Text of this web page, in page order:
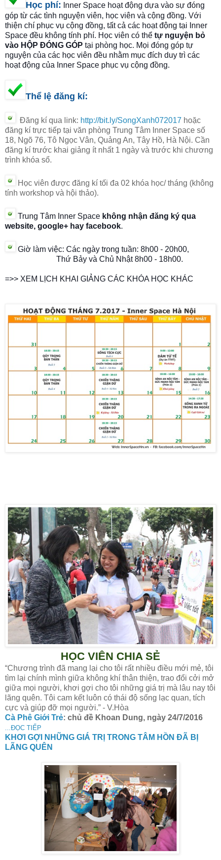
Học phí: Inner Space hoạt động dựa vào sự đóng
góp từ các tình nguyện viên, học viên và cộng đồng. Với
thiện chí phục vụ cộng đồng, tất cả các hoạt động tại Inner
Space đều không tính phí. Học viên có thể tự nguyện bỏ
vào HỘP ĐÓNG GÓP tại phòng học. Mọi đóng góp tự
nguyện của các học viên đều nhằm mục đích duy trì các
hoạt động của Inner Space phục vụ cộng đồng.
Thể lệ đăng kí:
Đăng kí qua link: http://bit.ly/SongXanh072017 hoặc
đăng kí trực tiếp tại văn phòng Trung Tâm Inner Space số
18, Ngõ 76, Tô Ngọc Vân, Quảng An, Tây Hồ, Hà Nội. Cần
đăng kí trước khai giảng ít nhất 1 ngày và trước khi chương
trình khóa sổ.
Học viên được đăng kí tối đa 02 khóa học/ tháng (không
tính workshop và hội thảo).
Trung Tâm Inner Space không nhận đăng ký qua
website, google+ hay facebook.
Giờ làm việc: Các ngày trong tuần: 8h00 - 20h00,
Thứ Bảy và Chủ Nhật8h00 - 18h00.
=>> XEM LỊCH KHAI GIẢNG CÁC KHÓA HỌC KHÁC
HỌC VIÊN CHIA SẺ
“Chương trình đã mang lại cho tôi rất nhiều điều mới mẻ, tôi
tìm lại chính mình giữa không khí thân thiện, trao đổi cởi mở
giữa mọi người, khơi gợi cho tôi những giá trị mà lâu nay tôi
lãng quên. Tôi cam kết luôn có thái độ sống lạc quan, tích
cực và giúp đỡ mọi người.” - V.Hòa
Cà Phê Giới Trẻ: chủ đề Khoan Dung, ngày 24/7/2016
...ĐỌC TIẾP
KHƠI GỢI NHỮNG GIÁ TRỊ TRONG TÂM HỒN ĐÃ BỊ
LÃNG QUÊN